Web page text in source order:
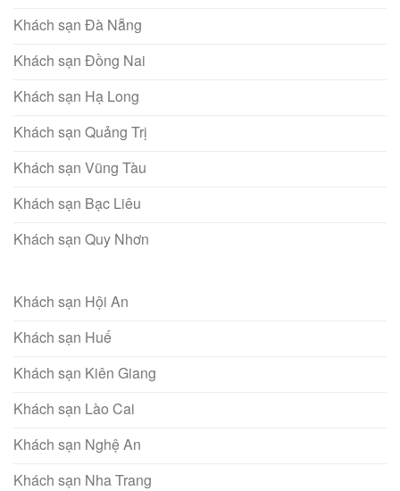
Khách sạn Đà Nẵng
Khách sạn Đồng Nai
Khách sạn Hạ Long
Khách sạn Quảng Trị
Khách sạn Vũng Tàu
Khách sạn Bạc Liêu
Khách sạn Quy Nhơn
Khách sạn Hội An
Khách sạn Huế
Khách sạn Kiên Giang
Khách sạn Lào Cai
Khách sạn Nghệ An
Khách sạn Nha Trang